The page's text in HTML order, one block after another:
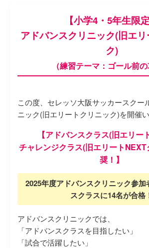
【小学4・5年生限定
アドバンスクリニック(旧エ
ク)
（練習テーマ：ゴール前の
この度、セレッソ大阪サッカースクー
ニック(旧エリートクリニック)を開催い
【アドバンスクラス(旧エリー
チャレンジクラス(旧エリート
奨！】
2025年度アドバンスクリニック参
スクラスに14名が合格
アドバンスクリニックでは、
「アドバンスクラスを目指したい」
「試合で活躍したい」